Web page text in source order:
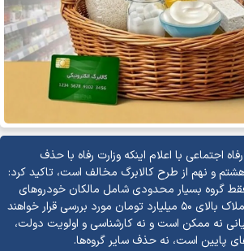
اجتماعی با اعلام اینکه وزارت رفاه با حذف
و نهم از طرح کالابرگ مخالف است، تاکید کرد:
گروه بسیار محدودی شامل مالکان خودرو‌های
بالای ۵ میلیارد تومان و املاک بالای ۵۰ میلیارد تومان مورد بررسی قرار خواهند
نه ممکن است و نه کارشناسی و اولویت دولت،
پایین است، نه حذف سایر گروه‌ها.